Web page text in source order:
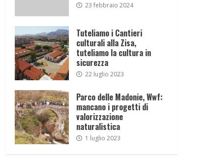
23 febbraio 2024
Tuteliamo i Cantieri
culturali alla Zisa,
tuteliamo la cultura in
sicurezza
22 luglio 2023
Parco delle Madonie, Wwf:
mancano i progetti di
valorizzazione
naturalistica
1 luglio 2023